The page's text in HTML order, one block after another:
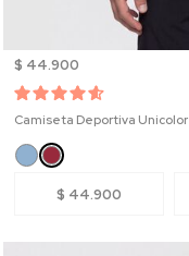
$ 44.900
Camiseta Deportiva Unicolor
$ 44.900